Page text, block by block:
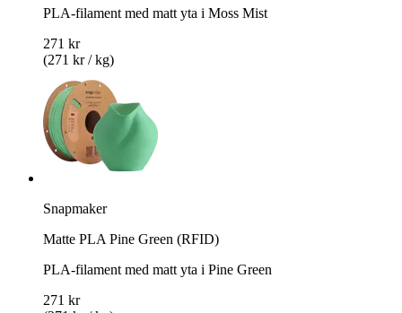
PLA-filament med matt yta i Moss Mist
271 kr
(271 kr / kg)
Snapmaker
Matte PLA Pine Green (RFID)
PLA-filament med matt yta i Pine Green
271 kr